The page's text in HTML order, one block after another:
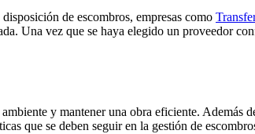
de escombros, empresas como
Una vez que se haya elegido un proveedor
y mantener una obra eficiente. Además
que se deben seguir en la gestión de